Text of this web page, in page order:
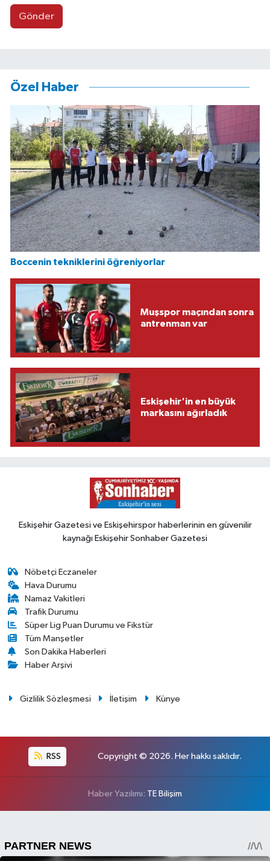
Gönder
Özel Haber
Boccenin tekniklerini öğreniyorlar
Muşspor maçından sonra
antrenman var
Eskişehir'in en büyük
markasını ağırladık
Eskişehir Gazetesi ve Eskişehirspor haberlerinin en güvenilir
kaynağı Eskişehir Sonhaber Gazetesi
Nöbetçi Eczaneler
Hava Durumu
Namaz Vakitleri
Trafik Durumu
Süper Lig Puan Durumu ve Fikstür
Tüm Manşetler
Son Dakika Haberleri
Haber Arşivi
Gizlilik Sözleşmesi İletişim Künye
RSS Copyright © 2026. Her hakkı saklıdır.
Haber Yazılımı: TE Bilişim